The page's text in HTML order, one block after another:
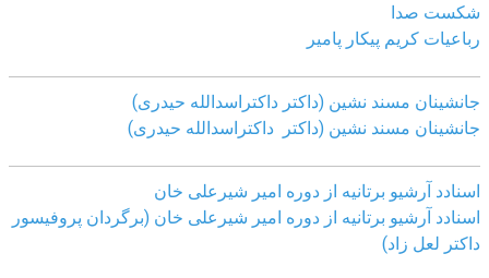
شکست صدا
رباعیات کریم پیکار پامیر
جانشینان مسند نشین (داکتر داکتراسدالله حیدری)
جانشینان مسند نشین (داکتر داکتراسدالله حیدری)
اسنادد آرشیو برتانیه از دوره امیر شیرعلی خان
اسنادد آرشیو برتانیه از دوره امیر شیرعلی خان (برگردان پروفیسور
داکتر لعل زاد)